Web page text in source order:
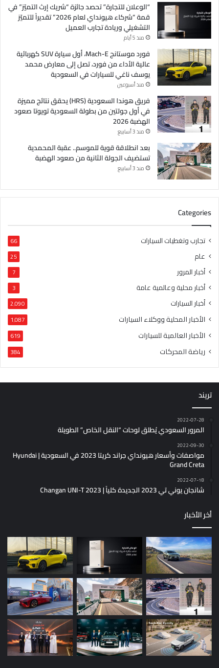
“الوعلان للتجارة” تحصد جائزة “شريك إرث التميّز” في
قمة “شركاء هيونداي لعام 2026” تقديراً للتميّز
التشغيلي وريادة تجارب العميل
منذ 5 أيام
فورد موستانج Mach-E، أول سيارة SUV كهربائية
عالية الأداء من فورد، تصل إلى معارض محمد
يوسف ناغي للسيارات في السعودية
منذ أسبوعين
فريق هوندا السعودية (HRS) يحقق نتائج مميزة
في أول جولتين من بطولة السعودية تويوتا صعود
الهضبة 2026
منذ 3 أسابيع
بعد انطلاقة قوية للموسم.. عقبة المحمدية
تستضيف الجولة الثانية من صعود الهضبة
منذ 3 أسابيع
Categories
تجارب وتغطيات السيارات 66
عام 25
أخبار المرور 7
أخبار محلية وعالمية عامة 3
أخبار السيارات 2٬090
الأخبار المحلية ووكلاء السيارات 1٬087
الأخبار العالمية للسيارات 619
رياضة المحركات 384
تريند
2022-07-28
المرور السعودي يُطلق لوحات “النقل الخاص” الطويلة
2022-09-30
مواصفات وأسعار هيونداي جراند كريتا 2023 في السعودية | Hyundai
Grand Creta
2022-07-18
شانجان يوني تي 2023 الجديدة كلياً | Changan UNI-T 2023
أخر الأخبار